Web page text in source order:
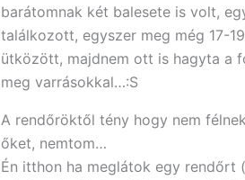
barátomnak két balesete is volt,
találkozott, egyszer meg még 17-
ütközött, majdnem ott is hagyta a
meg varrásokkal…:S
A rendőröktől tény hogy nem
őket, nemtom…
Én itthon ha meglátok egy rendőrt